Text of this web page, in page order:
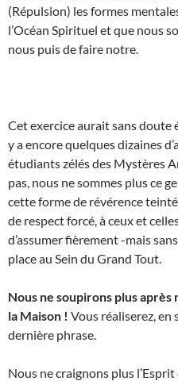
(Répulsion) les formes
l’Océan Spirituel et que nous
nous puis de faire notre.
Cet exercice aurait sans doute
y a encore quelques dizaines
étudiants zélés des Mystères
pas, nous ne sommes plus ce
cette forme de révérence
de respect forcé, à ceux et
d’assumer fièrement -mais
place au Sein du Grand Tout.
Nous ne soupirons plus après
la Maison ! Vous réaliserez, en
dernière phrase.
Nous ne craignons plus